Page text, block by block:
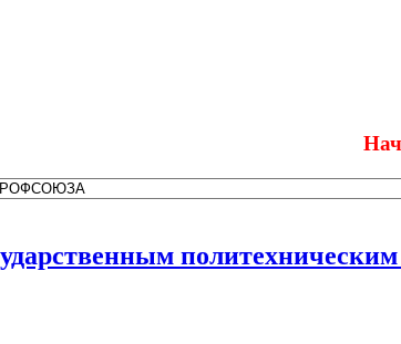
Начался